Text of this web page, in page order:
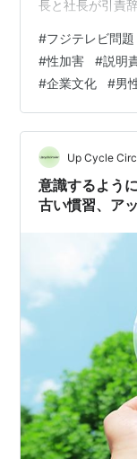
長と社長が引責
加したそうです
マなどを休止し
見終了までCMを
いってよさそう
意識の不足で十
おわびする」…
#フジテレビ問題
#性加害 #説明
#企業文化 #男
Up Cycle
意識するよう
古い慣習、ア